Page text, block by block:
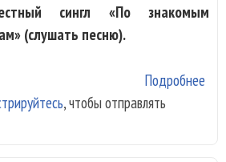
сингл «По знакомым
(слушать песню).
Подробнее
, чтобы отправлять